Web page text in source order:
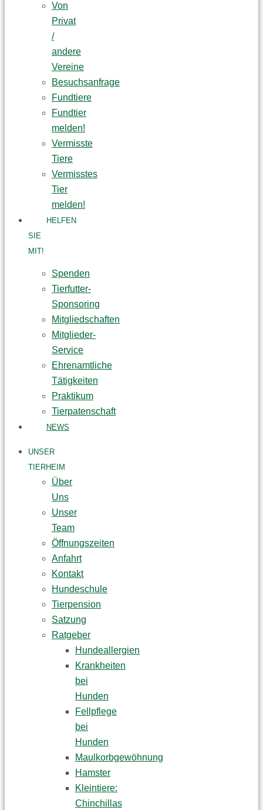
Von
Privat
/
andere
Vereine
Besuchsanfrage
Fundtiere
Fundtier
melden!
Vermisste
Tiere
Vermisstes
Tier
melden!
HELFEN
SIE
MIT!
Spenden
Tierfutter-
Sponsoring
Mitgliedschaften
Mitglieder-
Service
Ehrenamtliche
Tätigkeiten
Praktikum
Tierpatenschaft
NEWS
UNSER
TIERHEIM
Über
Uns
Unser
Team
Öffnungszeiten
Anfahrt
Kontakt
Hundeschule
Tierpension
Satzung
Ratgeber
Hundeallergien
Krankheiten
bei
Hunden
Fellpflege
bei
Hunden
Maulkorbgewöhnung
Hamster
Kleintiere:
Chinchillas